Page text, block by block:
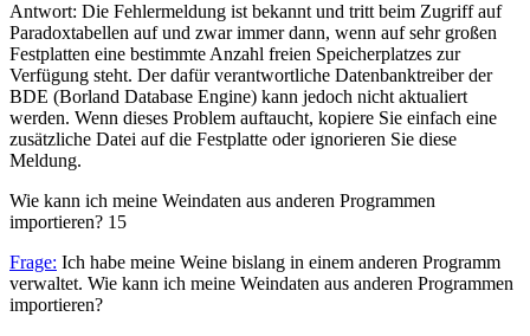
Antwort: Die Fehlermeldung ist bekannt und tritt beim Zugriff auf
Paradoxtabellen auf und zwar immer dann, wenn auf sehr großen
Festplatten eine bestimmte Anzahl freien Speicherplatzes zur
Verfügung steht. Der dafür verantwortliche Datenbanktreiber der
BDE (Borland Database Engine) kann jedoch nicht aktualiert
werden. Wenn dieses Problem auftaucht, kopiere Sie einfach eine
zusätzliche Datei auf die Festplatte oder ignorieren Sie diese
Meldung.
Wie kann ich meine Weindaten aus anderen Programmen
importieren? 15
Frage: Ich habe meine Weine bislang in einem anderen Programm
verwaltet. Wie kann ich meine Weindaten aus anderen Programmen
importieren?